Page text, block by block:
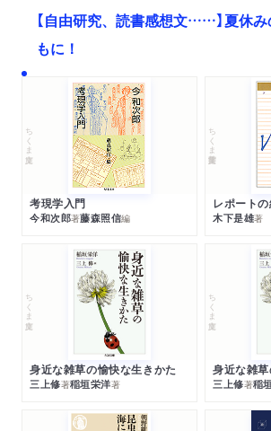
【自由研究、読書感想文……】夏休
もに！
ちくま文庫
考現学入門
今和次郎著藤森照信編
ちくま学芸文庫
レポート
木下是雄著
ちくま文庫
身近な雑草の愉快な生きかた
三上修著稲垣栄洋著
ちくま文庫
身近な雑
三上修著稲